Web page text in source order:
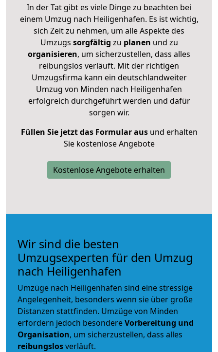
In der Tat gibt es viele Dinge zu beachten bei
einem Umzug nach Heiligenhafen. Es ist wichtig,
sich Zeit zu nehmen, um alle Aspekte des
Umzugs sorgfältig zu planen und zu
organisieren, um sicherzustellen, dass alles
reibungslos verläuft. Mit der richtigen
Umzugsfirma kann ein deutschlandweiter
Umzug von Minden nach Heiligenhafen
erfolgreich durchgeführt werden und dafür
sorgen wir.
Füllen Sie jetzt das Formular ausund erhalten
Sie kostenlose Angebote
Kostenlose Angebote erhalten
Wir sind die besten
Umzugsexperten für den Umzug
nach Heiligenhafen
Umzüge nach Heiligenhafen sind eine stressige
Angelegenheit, besonders wenn sie über große
Distanzen stattfinden. Umzüge von Minden
erfordern jedoch besondereVorbereitung und
Organisation, um sicherzustellen, dass alles
reibungslosverläuft.